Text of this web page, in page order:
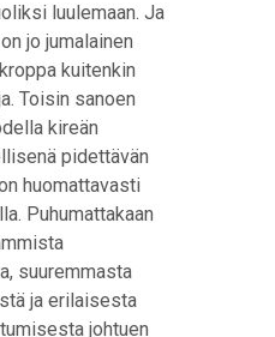
luulemaan. Ja
jo jumalainen
kuitenkin
Toisin sanoen
kireän
pidettävän
huomattavasti
Puhumattakaan
suuremmasta
ja erilaisesta
johtuen